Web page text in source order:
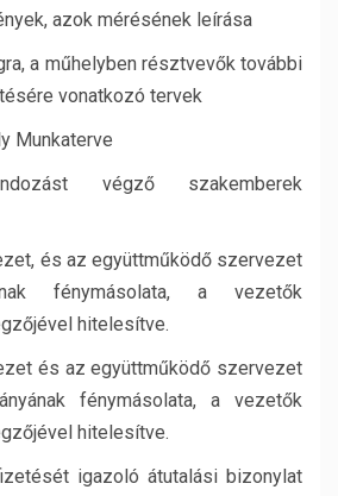
azok mérésének leírása
a műhelyben résztvevők további
vonatkozó tervek
Munkaterve
végző szakemberek
és az együttműködő szervezet
fénymásolata, a vezetők
hitelesítve.
és az együttműködő szervezet
fénymásolata, a vezetők
hitelesítve.
igazoló átutalási bizonylat